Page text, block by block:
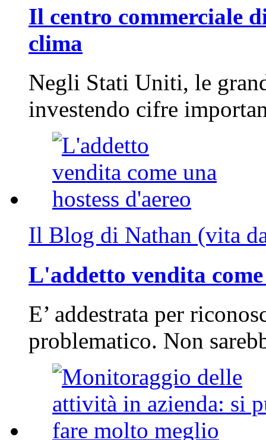
Il centro commerciale
clima
Negli Stati Uniti, le
investendo cifre
Il Blog di Nathan (vita
L'addetto vendita
E’ addestrata per
problematico. Non